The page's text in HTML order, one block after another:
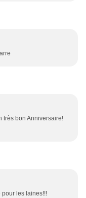
très bon Anniversaire!
les laines!!!